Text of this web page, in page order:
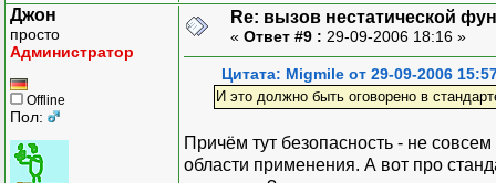
Джон
просто
Администратор
Offline
Пол:
Re: вызов нестатической
« Ответ #9 : 29-09-2006 18:16 »
Цитата: Migmile от 29-09-2006
И это должно быть оговорено в
Причём тут безопасность - не
области применения. А вот про